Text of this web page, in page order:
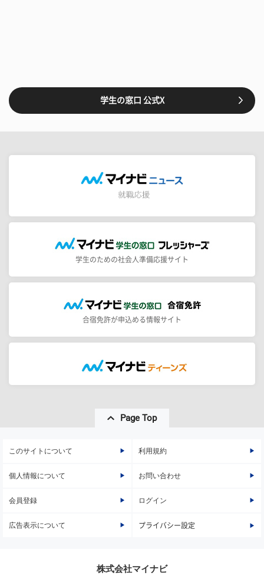
学生の窓口 公式X
学生のための社会人準備応援サイト
合宿免許が申込める情報サイト
Page Top
このサイトについて 利用規約
個人情報について お問い合わせ
会員登録 ログイン
広告表示について プライバシー設定
株式会社マイナビ